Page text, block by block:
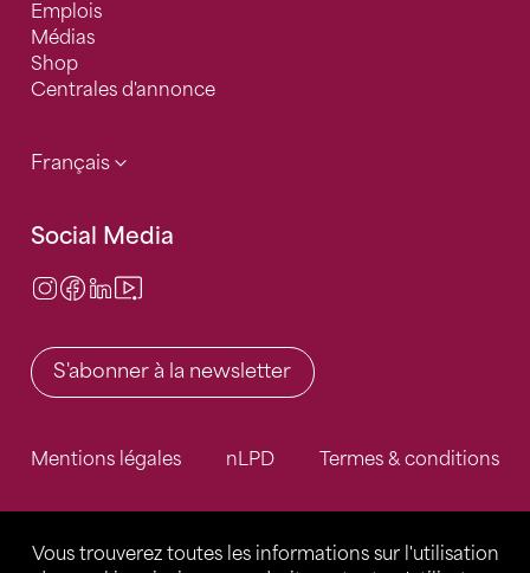
Vous trouverez toutes les informations sur l'utilisation
Emplois
Médias
Shop
Centrales d'annonce
Français
Social Media
Instagram
Facebook
LinkedIn
S'abonner à la newsletter
Mentions légales nLPD Termes & conditions